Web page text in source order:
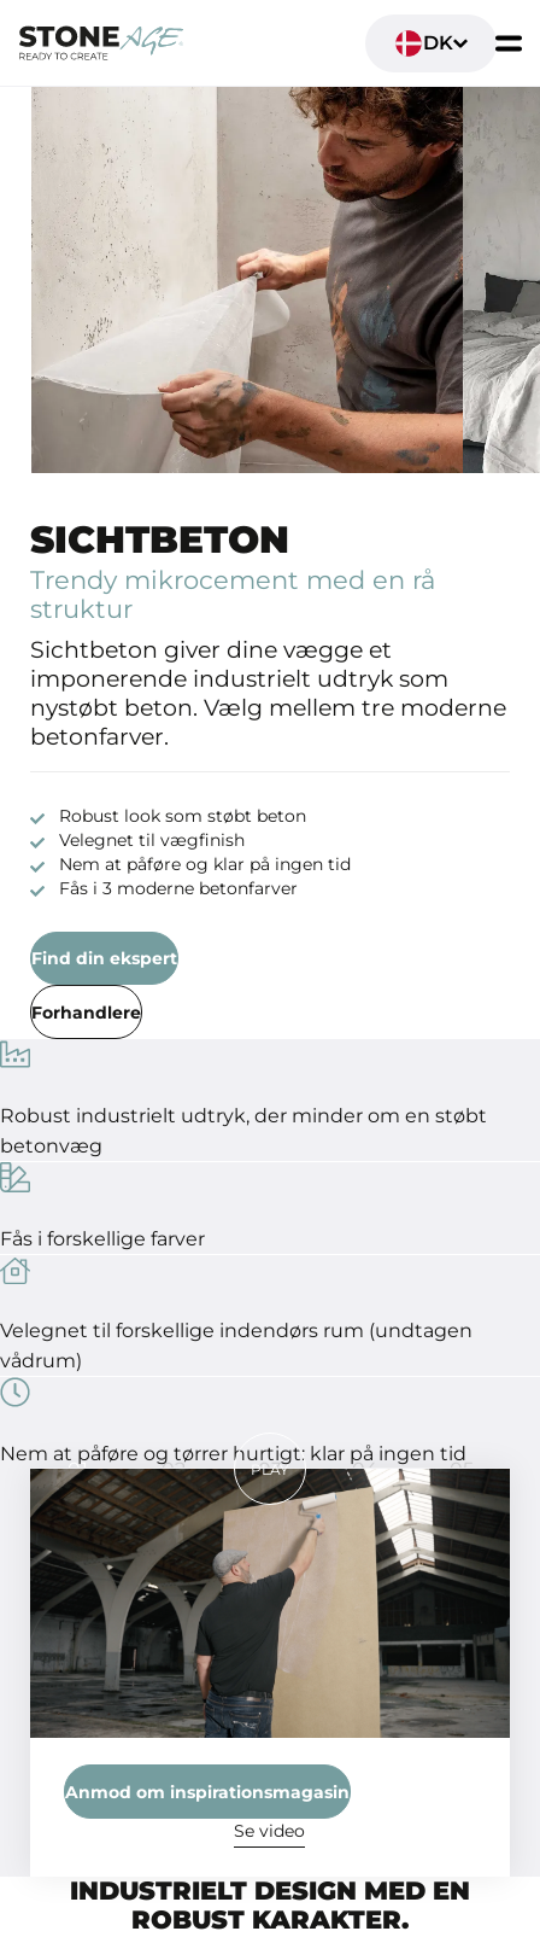
DK
SICHTBETON
Trendy mikrocement med en rå
struktur
Sichtbeton giver dine vægge et
imponerende industrielt udtryk som
nystøbt beton. Vælg mellem tre moderne
betonfarver.
Robust look som støbt beton
Velegnet til vægfinish
Nem at påføre og klar på ingen tid
Fås i 3 moderne betonfarver
Find din ekspert
Forhandlere
Robust industrielt udtryk, der minder om en støbt
betonvæg
Fås i forskellige farver
Velegnet til forskellige indendørs rum (undtagen
vådrum)
Nem at påføre og tørrer hurtigt: klar på ingen tid
PLAY
01 02 03 04 05
I 5 trin til et perfekt resultat!
TRIN 01
Glat overfladen og påfør MCG primer. Har
du et sugende underlag? Så fortynd
primeren 1:1 med vand.
Anmod om inspirationsmagasin
Se video
INDUSTRIELT DESIGN MED EN
ROBUST KARAKTER.